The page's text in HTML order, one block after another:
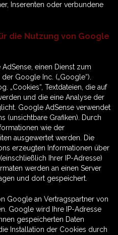
Inserenten oder verbundene
die Nutzung von Google
einen Dienst zum
Google Inc. („Google“).
„Cookies“, Textdateien, die auf
und die eine Analyse der
Google AdSense verwendet
(unsichtbare Grafiken). Durch
wie der
ausgewertet werden. Die
erzeugten Informationen über
Ihrer IP-Adresse)
werden an einen Server
und dort gespeichert.
Google an Vertragspartner von
Google wird Ihre IP-Adresse
gespeicherten Daten
Installation der Cookies durch